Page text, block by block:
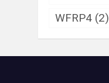
WFRP4 (2)